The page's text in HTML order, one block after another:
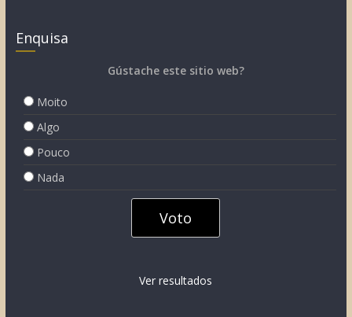
Enquisa
Gústache este sitio web?
Moito
Algo
Pouco
Nada
Ver resultados